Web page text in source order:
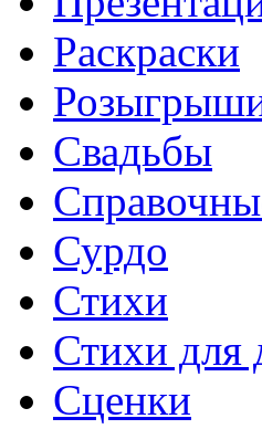
Раскраски
Свадьбы
Сурдо
Стихи
Стихи для
Сценки